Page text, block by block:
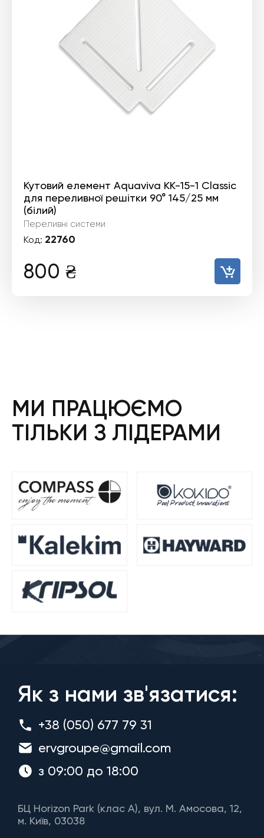
Кутовий елемент Aquaviva KK-15-1 Classic
для переливної решітки 90° 145/25 мм
(білий)
Переливні системи
Код: 22760
800 ₴
МИ ПРАЦЮЄМО
ТІЛЬКИ З ЛІДЕРАМИ
Як з нами зв'язатися:
+38 (050) 677 79 31
ervgroupe@gmail.com
з 09:00 до 18:00
БЦ Horizon Park (клас A), вул. М. Амосова, 12,
м. Київ, 03038